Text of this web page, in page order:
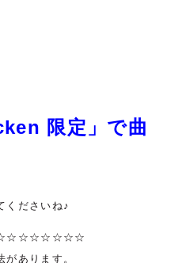
限定」で曲
くださいね♪
あります。